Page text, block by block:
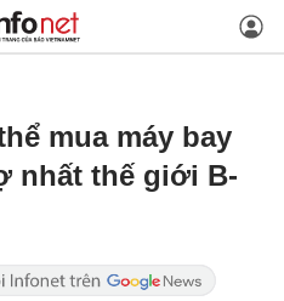
mua máy bay
nhất thế giới B-